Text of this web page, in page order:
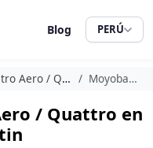
Blog PERÚ
/ Quattro Moyobamba
/ Quattro en